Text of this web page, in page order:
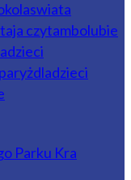
Parku Kra